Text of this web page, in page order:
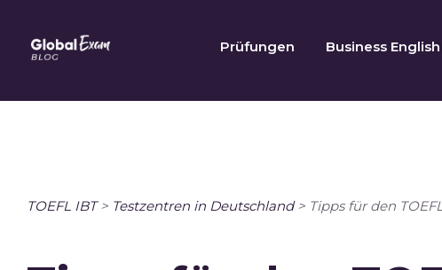
content
Prüfungen Business English
TOEFL IBT> Testzentren in Deutschland> Tipps für den